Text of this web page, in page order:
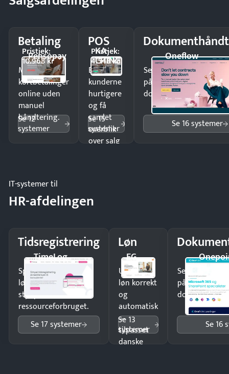
Betaling
Pensopay
Pristjek:
10.968 kr
Modtag
kortbetalinger
online uden
manuel
håndtering.
Se 12
systemer
POS
KA-
CHING
Pristjek:
4.548 kr
Ekspedér
kunderne
hurtigere
og få
samlet
overblik
over salg
Se 15
systemer
Oneflow
Send kontrakter til
på minutter og mist
dokumenter.
Se 16 systemer
IT-systemer til
HR-afdelingen
Tidsregistrering
TimeLog
Spar tid på
lønberegning og få
styr på
ressourceforbruget.
Se 17 systemer
Løn
EG
Udbetal
løn korrekt
og
automatisk
—
tilpasset
danske
Se 13
systemer
Send
på minutter
dokumenter.
Se 16